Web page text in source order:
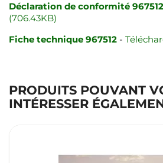
Déclaration de conformité 967512
(706.43KB)
Fiche technique 967512 -
PRODUITS POUVANT
INTÉRESSER